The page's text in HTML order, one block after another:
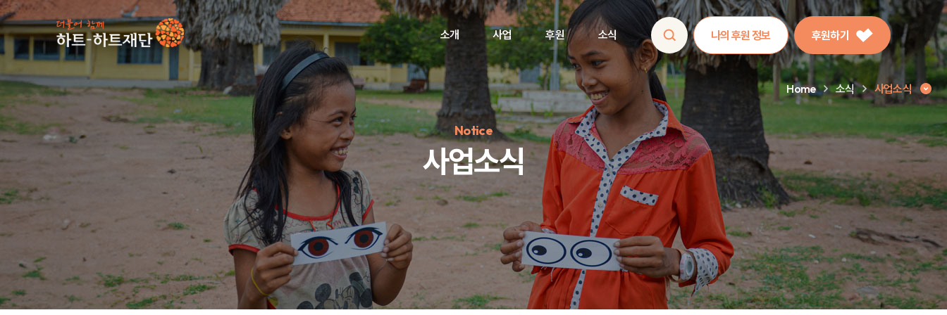
소개 사업 후원 소식 나의 후원 정보 후원하기
인기 키워드 #정기후원 #하트플레이스#캠페인#팬덤후원
Home 소식 사업소식
Notice
사업소식
사업소식